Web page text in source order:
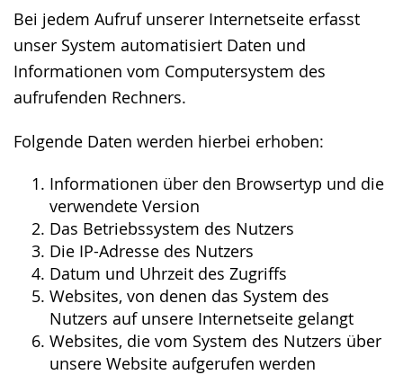
Bei jedem Aufruf unserer Internetseite erfasst
unser System automatisiert Daten und
Informationen vom Computersystem des
aufrufenden Rechners.
Folgende Daten werden hierbei erhoben:
Informationen über den Browsertyp und die
verwendete Version
Das Betriebssystem des Nutzers
Die IP-Adresse des Nutzers
Datum und Uhrzeit des Zugriffs
Websites, von denen das System des
Nutzers auf unsere Internetseite gelangt
Websites, die vom System des Nutzers über
unsere Website aufgerufen werden
angezeigt.